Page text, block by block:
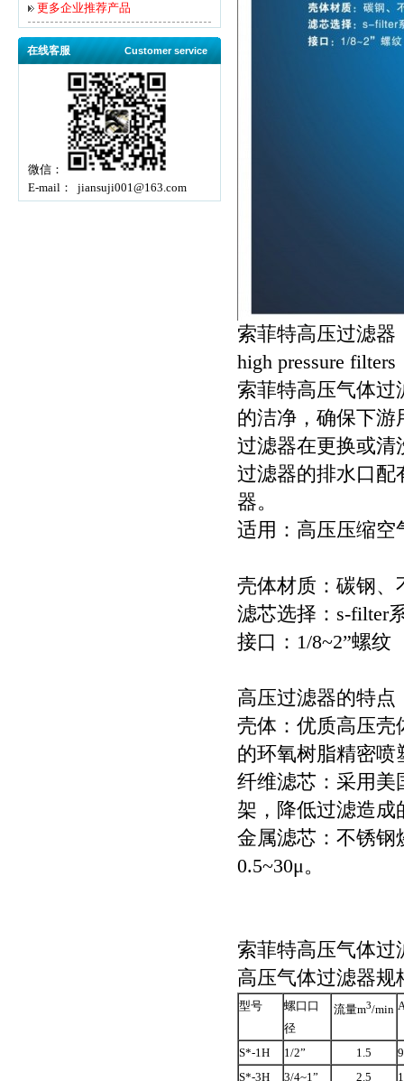
更多企业推荐产品
Customer service
在线客服
微信：
E-mail： jiansuji001@163.com
索菲特高压过滤器
high pressure filters
索菲特高压气体过
的洁净， 确保下游
过滤器在更换或清
过滤器的排水口配
器。
适用：高压压缩空
壳体材质：碳钢、
滤芯选择： s-filter
接口： 1/8~2”螺纹
高压过滤器的特点
壳体：优质高压壳
的环氧树脂精密喷
纤维滤芯 ：采用
架，降低过滤造成
金属滤芯： 不锈钢
0.5~30μ。
索菲特高压气体过
高压气体过滤器规
型号
螺口口
径
流量m3/min
S*-1H 1/2” 1.5
S*-3H
3/4~1” 2.5